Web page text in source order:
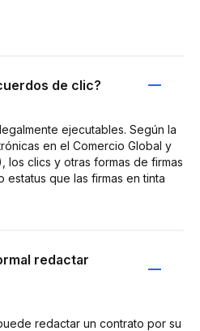
de clic?
ejecutables. Según la
en el Comercio Global y
los clics y otras formas de firmas
estatus que las firmas en tinta
redactar
redactar un contrato por su